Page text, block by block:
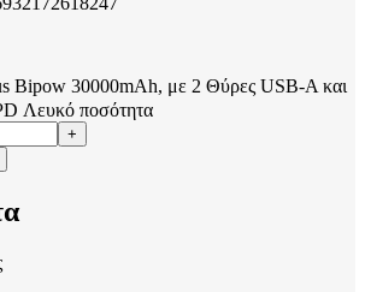
Bipow 30000mAh, με 2 Θύρες USB-A και
Λευκό ποσότητα